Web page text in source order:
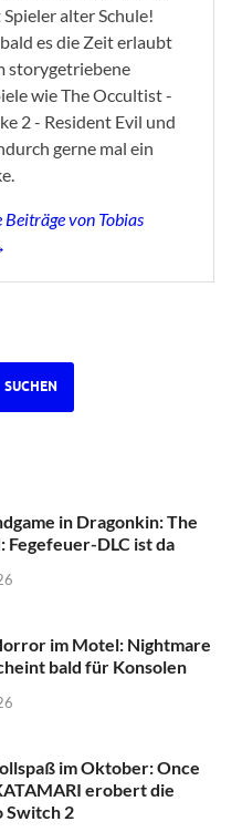
alter Schule!
es die Zeit erlaubt
storygetriebene
wie The Occultist -
2 - Resident Evil und
gerne mal ein
Beiträge von Tobias
SUCHEN
in Dragonkin: The
Fegefeuer-DLC ist da
im Motel: Nightmare
bald für Konsolen
im Oktober: Once
erobert die
Switch 2